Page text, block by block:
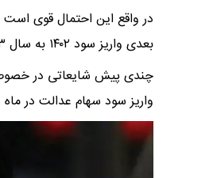
بعدی واریز سود ۱۴۰۲ به سال ۱۴۰۳ موکول شود.
چندی پیش شایعاتی در خصوص
واریز سود سهام عدالت در